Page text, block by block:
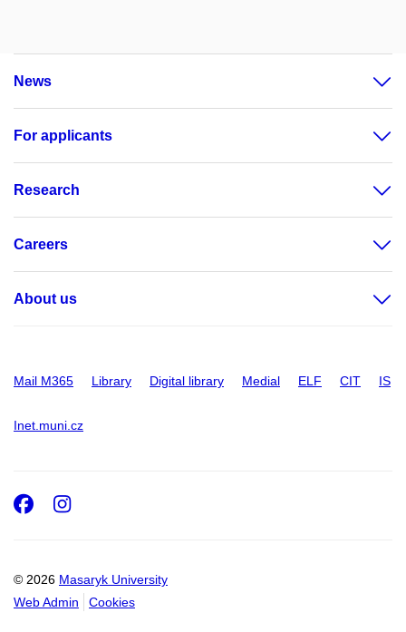
News
For applicants
Research
Careers
About us
Mail M365 Library Digital library Medial ELF CIT IS
Inet.muni.cz
© 2026 Masaryk University
Web Admin
Cookies
Facebook
Instagram